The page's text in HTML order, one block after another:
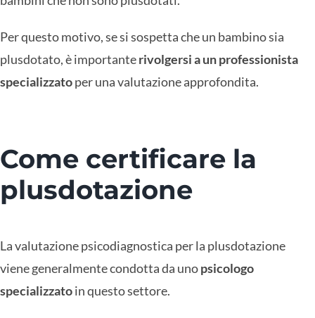
Per questo motivo, se si sospetta che un bambino sia
plusdotato, è importanterivolgersi a un professionista
specializzatoper una valutazione approfondita.
Come certificare la
plusdotazione
La valutazione psicodiagnostica per la plusdotazione
viene generalmente condotta da unopsicologo
specializzatoin questo settore.